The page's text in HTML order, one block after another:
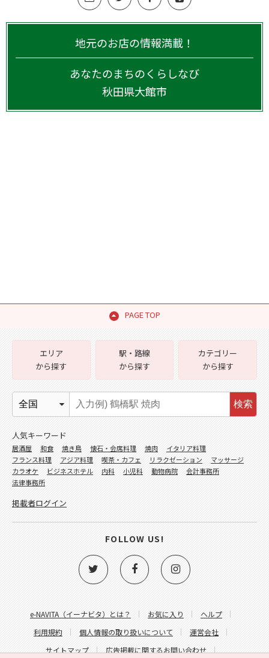
地元のお店の情報満載！
あなたのまちのくらしなび
秋田県大館市
PAGE TOP
e-NAVITA（イーナビタ）とは？ お気に入り
ヘルプ
利用規約
個人情報の取り扱いについて
運営会社
サイトマップ
広告掲載に関するお問い合わせ
エリア
から探す
駅・路線
から探す
カテゴリー
から探す
検索
人気キーワード
居酒屋 和食 焼き鳥 懐石・会席料理 焼肉
イタリア料理
フランス料理
アジア料理 喫茶・カフェ リラクゼーション
マッサージ
カラオケ
ビジネスホテル 内科 小児科 動物病院
会計事務所
法律事務所
掲載者ログイン
FOLLOW US!